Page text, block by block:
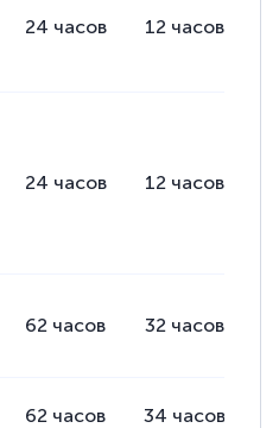
24 часов 12 часов
24 часов 12 часов
62 часов 32 часов
62 часов 34 часов